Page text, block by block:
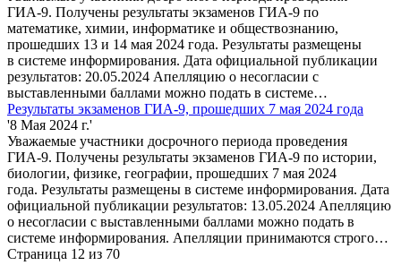
ГИА-9. Получены результаты экзаменов ГИА-9 по
математике, химии, информатике и обществознанию,
прошедших 13 и 14 мая 2024 года. Результаты размещены
в системе информирования. Дата официальной публикации
результатов: 20.05.2024 Апелляцию о несогласии с
выставленными баллами можно подать в системе…
Результаты экзаменов ГИА-9, прошедших 7 мая 2024 года
'8 Мая 2024 г.'
Уважаемые участники досрочного периода проведения
ГИА-9. Получены результаты экзаменов ГИА-9 по истории,
биологии, физике, географии, прошедших 7 мая 2024
года. Результаты размещены в системе информирования. Дата
официальной публикации результатов: 13.05.2024 Апелляцию
о несогласии с выставленными баллами можно подать в
системе информирования. Апелляции принимаются строго…
Страница 12 из 70